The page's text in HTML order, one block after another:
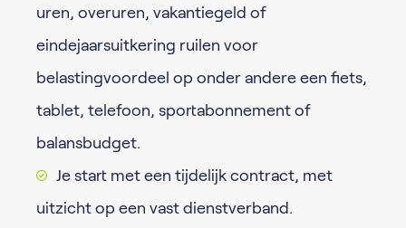
uren, overuren, vakantiegeld of
eindejaarsuitkering ruilen voor
belastingvoordeel op onder andere een fiets,
tablet, telefoon, sportabonnement of
balansbudget.
Je start met een tijdelijk contract, met
uitzicht op een vast dienstverband.